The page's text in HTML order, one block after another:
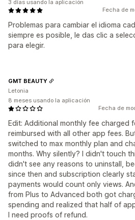
Fecha de
Problemas para cambiar el idioma
siempre es posible, le das clic a
para elegir.
3 días usando la aplicación
Fecha de
Edit: Additional monthly fee charged
reimbursed with all other app fees.
switched to max monthly plan and
months. Why silently? I didn't touch
didn't see any reasons to uninstall,
since then and subscription clearly
payments would count only views.
from Plus to Advanced both got
spending and realized that half of
I need proofs of refund.
GMT BEAUTY
Letonia
8 meses usando la aplicación